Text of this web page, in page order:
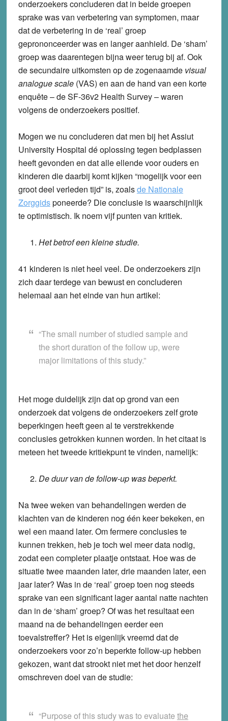
onderzoekers concluderen dat in beide groepen
sprake was van verbetering van symptomen, maar
dat de verbetering in de ‘real’ groep
geprononceerder was en langer aanhield. De ‘sham’
groep was daarentegen bijna weer terug bij af. Ook
de secundaire uitkomsten op de zogenaamde visual
analogue scale(VAS) en aan de hand van een korte
enquête – de SF-36v2 Health Survey – waren
volgens de onderzoekers positief.
Mogen we nu concluderen dat men bij het Assiut
University Hospital dé oplossing tegen bedplassen
heeft gevonden en dat alle ellende voor ouders en
kinderen die daarbij komt kijken “mogelijk voor een
groot deel verleden tijd” is, zoalsde Nationale
Zorggidsponeerde? Die conclusie is waarschijnlijk
te optimistisch. Ik noem vijf punten van kritiek.
Het betrof een kleine studie.
41 kinderen is niet heel veel. De onderzoekers zijn
zich daar terdege van bewust en concluderen
helemaal aan het einde van hun artikel:
“The small number of studied sample and
the short duration of the follow up, were
major limitations of this study.”
Het moge duidelijk zijn dat op grond van een
onderzoek dat volgens de onderzoekers zelf grote
beperkingen heeft geen al te verstrekkende
conclusies getrokken kunnen worden. In het citaat is
meteen het tweede kritiekpunt te vinden, namelijk:
De duur van de follow-up was beperkt.
Na twee weken van behandelingen werden de
klachten van de kinderen nog één keer bekeken, en
wel een maand later. Om fermere conclusies te
kunnen trekken, heb je toch wel meer data nodig,
zodat een completer plaatje ontstaat. Hoe was de
situatie twee maanden later, drie maanden later, een
jaar later? Was in de ‘real’ groep toen nog steeds
sprake van een significant lager aantal natte nachten
dan in de ‘sham’ groep? Of was het resultaat een
maand na de behandelingen eerder een
toevalstreffer? Het is eigenlijk vreemd dat de
onderzoekers voor zo’n beperkte follow-up hebben
gekozen, want dat strookt niet met het door henzelf
omschreven doel van de studie:
“Purpose of this study was to evaluate the